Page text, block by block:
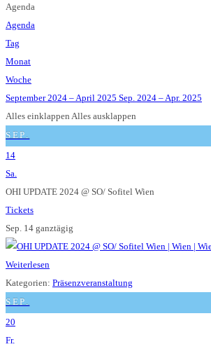
Agenda
Agenda
Tag
Monat
Woche
September 2024 – April 2025 Sep. 2024 – Apr. 2025
Alles einklappen Alles ausklappen
SEP.
14
Sa.
OHI UPDATE 2024 @ SO/ Sofitel Wien
Tickets
Sep. 14 ganztägig
Weiterlesen
Kategorien: Präsenzveranstaltung
SEP.
20
Fr.